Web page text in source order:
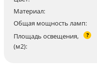
Материал:
Общая мощность ламп:
Площадь освещения,
(м2):
?